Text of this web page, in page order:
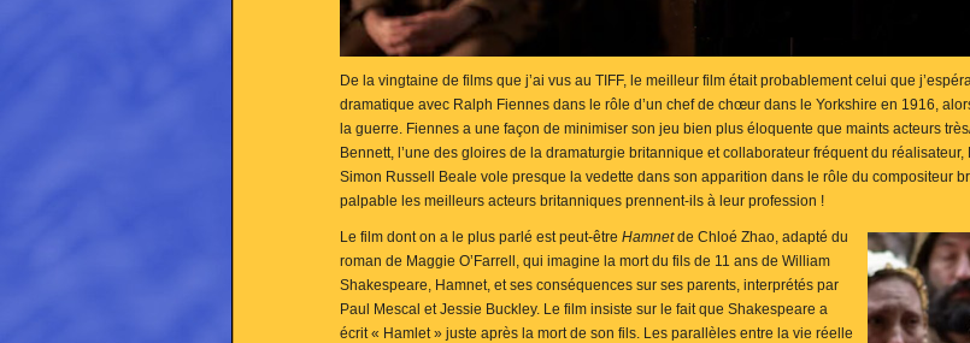
De la vingtaine de films que j’ai vus au TIFF, le meilleur film était probablement celui que
dramatique avec Ralph Fiennes dans le rôle d’un chef de chœur dans le Yorkshire en 1916,
la guerre. Fiennes a une façon de minimiser son jeu bien plus éloquente que maints acteurs
Bennett, l’une des gloires de la dramaturgie britannique et collaborateur fréquent du réalisateur,
Simon Russell Beale vole presque la vedette dans son apparition dans le rôle du compositeur
palpable les meilleurs acteurs britanniques prennent-ils à leur profession !
Le film dont on a le plus parlé est peut-être Hamnetde Chloé Zhao, adapté du
roman de Maggie O’Farrell, qui imagine la mort du fils de 11 ans de William
Shakespeare, Hamnet, et ses conséquences sur ses parents, interprétés par
Paul Mescal et Jessie Buckley. Le film insiste sur le fait que Shakespeare a
écrit « Hamlet » juste après la mort de son fils. Les parallèles entre la vie réelle